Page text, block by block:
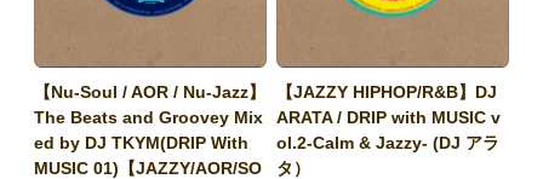
【Nu-Soul / AOR / Nu-Jazz】
The Beats and Groovey Mix
ed by DJ TKYM(DRIP With
MUSIC 01)【JAZZY/AOR/SO
【JAZZY HIPHOP/R&B】DJ
ARATA / DRIP with MUSIC v
ol.2-Calm & Jazzy- (DJ アラ
タ）